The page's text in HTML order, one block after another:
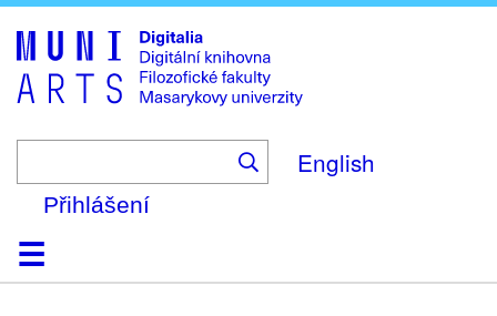
to
main
content
English
Přihlášení
DomůKolekce
Prohlížení
Vyhledávání
O platformě
Nápověda
KontaktDigitalia